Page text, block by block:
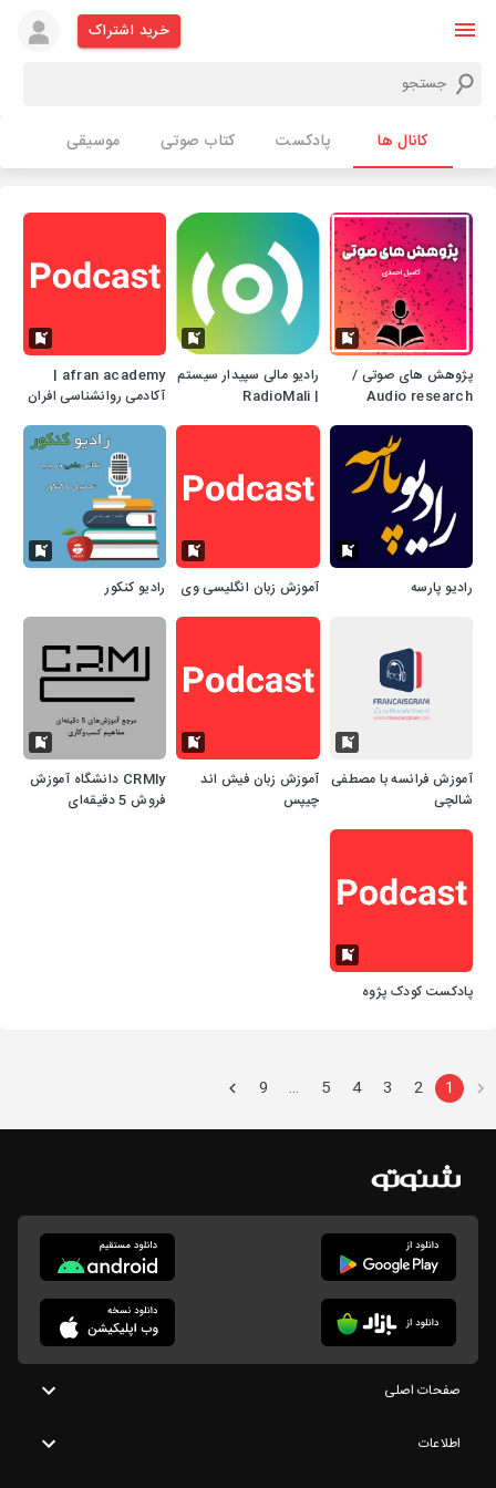
خرید اشتراک
کانال ها پادکست کتاب صوتی موسیقی
پژوهش های صوتی /
Audio research
رادیو مالی سپیدار سیستم
| RadioMali
afran academy |
آکادمی روانشناسی افران
رادیو پارسه آموزش زبان انگلیسی وی رادیو کنکور
آموزش فرانسه با مصطفی
شالچی
آموزش زبان فیش اند
چیپس
CRMly دانشگاه آموزش
فروش 5 دقیقه‌ای
پادکست کودک پژوه
1
2
3
4
5
…
9
صفحات اصلی
اطلاعات